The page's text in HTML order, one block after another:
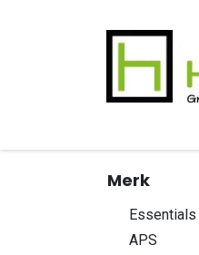
Merk
Essentials
APS